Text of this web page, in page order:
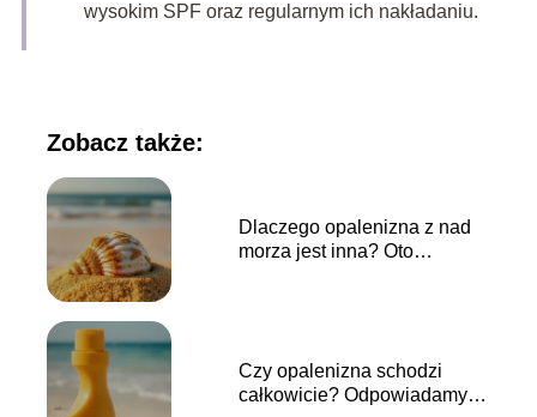
wysokim SPF oraz regularnym ich nakładaniu.
Zobacz także:
Dlaczego opalenizna z nad
morza jest inna? Oto
Czy opalenizna schodzi
całkowicie? Odpowiadamy